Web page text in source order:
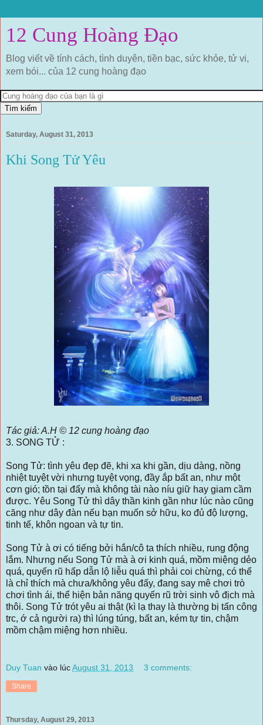
12 Cung Hoàng Đạo
Blog viết về tính cách, tình duyên, tiền bạc, sức khỏe, tử vi,
xem bói... của 12 cung hoàng đạo
Saturday, August 31, 2013
Khi Song Tử Yêu
Tác giả: A.H © 12 cung hoàng đạo
3. SONG TỬ :
Song Tử: tình yêu đẹp đẽ, khi xa khi gần, dịu dàng, nồng
nhiệt tuyệt vời nhưng tuyệt vọng, đầy ắp bất an, như một
cơn gió; tồn tại đấy mà không tài nào níu giữ hay giam cầm
được. Yêu Song Tử thì dây thần kinh gần như lúc nào cũng
căng như dây đàn nếu bạn muốn sở hữu, ko đủ độ lượng,
tinh tế, khôn ngoan và tự tin.
Song Tử à ơi có tiếng bởi hắn/cô ta thích nhiều, rung động
lắm. Nhưng nếu Song Tử mà à ơi kinh quá, mồm miệng dẻo
quá, quyến rũ hấp dẫn lộ liễu quá thì phải coi chừng, có thể
là chỉ thích mà chưa/không yêu đấy, đang say mê chơi trò
chơi tình ái, thể hiện bản năng quyến rũ trời sinh vô địch mà
thôi. Song Tử trót yêu ai thật (kì lạ thay là thường bị tấn công
trc, ớ cả người ra) thì lúng túng, bất an, kém tự tin, chậm
mồm chậm miệng hơn nhiều.
Duy Tuan vào lúcAugust 31, 2013 3 comments:
Share
Thursday, August 29, 2013